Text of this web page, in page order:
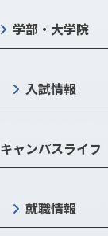
学部・大学院
入試情報
キャンパスライフ
就職情報